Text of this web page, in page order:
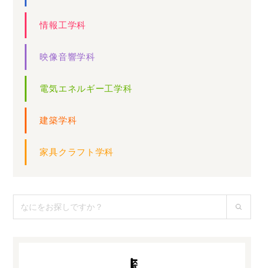
情報工学科
映像音響学科
電気エネルギー工学科
建築学科
家具クラフト学科